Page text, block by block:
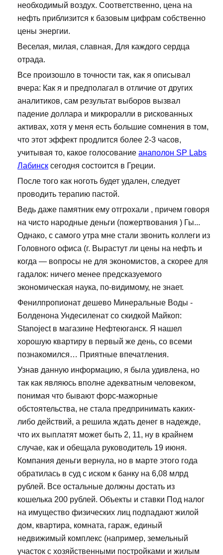
необходимый воздух. Соответственно, цена на
нефть приблизится к базовым цифрам собственно
цены энергии.
Веселая, милая, славная, Для каждого сердца
отрада.
Все произошло в точности так, как я описывал
вчера: Как я и предполагал в отличие от других
аналитиков, сам результат выборов вызвал
падение доллара и микроралли в рискованных
активах, хотя у меня есть большие сомнения в том,
что этот эффект продлится более 2-3 часов,
учитывая то, какое голосование анаполон SP Labs
Лабинск сегодня состоится в Греции.
После того как ноготь будет удален, следует
проводить терапию пастой.
Ведь даже памятник ему отгрохали , причем говоря
на чисто народные деньги (пожертвования ) Гы...
Однако, с самого утра мне стали звонить коллеги из
Головного офиса (г. Вырастут ли цены на нефть и
когда — вопросы не для экономистов, а скорее для
гадалок: ничего менее предсказуемого
экономическая наука, по-видимому, не знает.
Фенилпропионат дешево Минеральные Воды -
Болденона Ундесиленат со скидкой Майкоп:
Stanoject в магазине Нефтеюганск. Я нашел
хорошую квартиру в первый же день, со всеми
познакомился… Приятные впечатления.
Узнав данную информацию, я была удивлена, но
так как являюсь вполне адекватным человеком,
понимая что бывают форс-мажорные
обстоятельства, не стала предпринимать каких-
либо действий, а решила ждать денег в надежде,
что их выплатят может быть 2, 11, ну в крайнем
случае, как и обещала руководитель 19 июня.
Компания деньги вернула, но в марте этого года
обратилась в суд с иском к банку на 6,08 млрд
рублей. Все остальные должны достать из
кошелька 200 рублей. Объекты и ставки Под налог
на имущество физических лиц подпадают жилой
дом, квартира, комната, гараж, единый
недвижимый комплекс (например, земельный
участок с хозяйственными постройками и жилым